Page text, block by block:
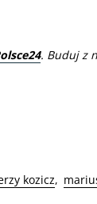
. Buduj z
kozicz